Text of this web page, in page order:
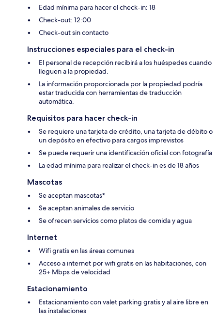
Edad mínima para hacer el check-in: 18
Check-out: 12:00
Check-out sin contacto
Instrucciones especiales para el check-in
El personal de recepción recibirá a los huéspedes cuando
lleguen a la propiedad.
La información proporcionada por la propiedad podría
estar traducida con herramientas de traducción
automática.
Requisitos para hacer check-in
Se requiere una tarjeta de crédito, una tarjeta de débito o
un depósito en efectivo para cargos imprevistos
Se puede requerir una identificación oficial con fotografía
La edad mínima para realizar el check-in es de 18 años
Mascotas
Se aceptan mascotas*
Se aceptan animales de servicio
Se ofrecen servicios como platos de comida y agua
Internet
Wifi gratis en las áreas comunes
Acceso a internet por wifi gratis en las habitaciones, con
25+ Mbps de velocidad
Estacionamiento
Estacionamiento con valet parking gratis y al aire libre en
las instalaciones